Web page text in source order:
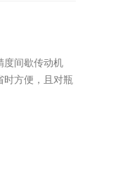
度间歇传动机
时方便，且对瓶